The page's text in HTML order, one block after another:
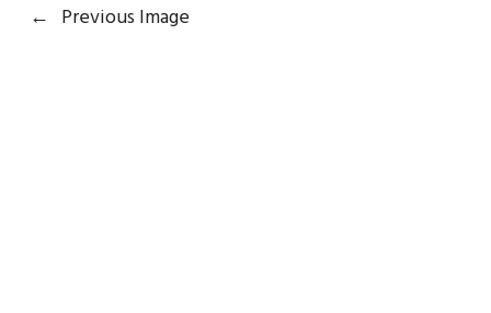
← Previous Image